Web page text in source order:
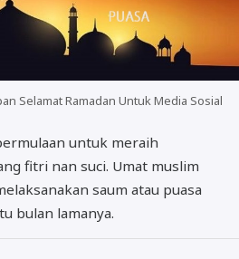
Selamat Ramadan Untuk Media Sosial
untuk meraih
fitri nan suci. Umat muslim
saum atau puasa
bulan lamanya.